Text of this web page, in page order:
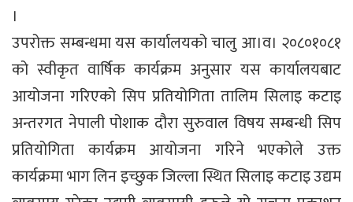
।
उपरोक्त सम्बन्धमा यस कार्यालयको चालु आ।व। २०८०१०८१
को स्वीकृत वार्षिक कार्यक्रम अनुसार यस कार्यालयबाट
आयोजना गरिएको सिप प्रतियोगिता तालिम सिलाइ कटाइ
अन्तरगत नेपाली पोशाक दौरा सुरुवाल विषय सम्बन्धी सिप
प्रतियोगिता कार्यक्रम आयोजना गरिने भएकोले उक्त
कार्यक्रमा भाग लिन इच्छुक जिल्ला स्थित सिलाइ कटाइ उद्यम